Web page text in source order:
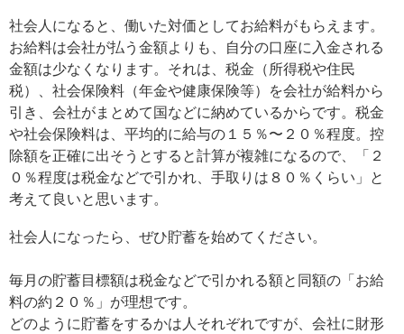
社会人になると、働いた対価としてお給料がもらえます。
お給料は会社が払う金額よりも、自分の口座に入金される
金額は少なくなります。それは、税金（所得税や住民
税）、社会保険料（年金や健康保険等）を会社が給料から
引き、会社がまとめて国などに納めているからです。税金
や社会保険料は、平均的に給与の１５％〜２０％程度。控
除額を正確に出そうとすると計算が複雑になるので、「２
０％程度は税金などで引かれ、手取りは８０％くらい」と
考えて良いと思います。
社会人になったら、ぜひ貯蓄を始めてください。
毎月の貯蓄目標額は税金などで引かれる額と同額の「お給
料の約２０％」が理想です。
どのように貯蓄をするかは人それぞれですが、会社に財形